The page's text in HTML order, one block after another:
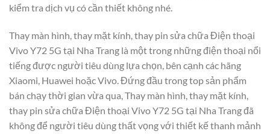
kiểm tra dịch vụ có cần thiết không nhé.
Thay màn hình, thay mặt kính, thay pin sửa chữa Điện thoại
Vivo Y72 5G tại Nha Trang là một trong những điện thoại nổi
tiếng được người tiêu dùng lựa chọn, bên cạnh các hãng
Xiaomi, Huawei hoặc Vivo. Đứng đầu trong top sản phẩm
bán chạy thời gian vừa qua, Thay màn hình, thay mặt kính,
thay pin sửa chữa Điện thoại Vivo Y72 5G tại Nha Trang đã
không để người tiêu dùng thất vọng với thiết kế thanh mảnh